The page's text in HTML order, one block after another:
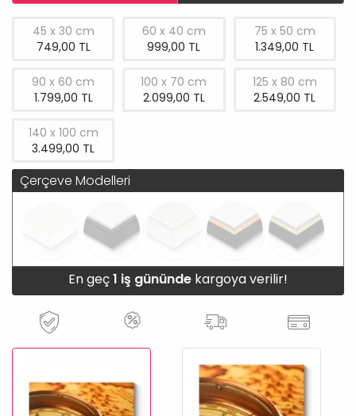
45 x 30 cm
749,00 TL
60 x 40 cm
999,00 TL
75 x 50 cm
1.349,00 TL
90 x 60 cm
1.799,00 TL
100 x 70 cm
2.099,00 TL
125 x 80 cm
2.549,00 TL
140 x 100 cm
3.499,00 TL
Çerçeve Modelleri
En geç1 iş gününde kargoya verilir!